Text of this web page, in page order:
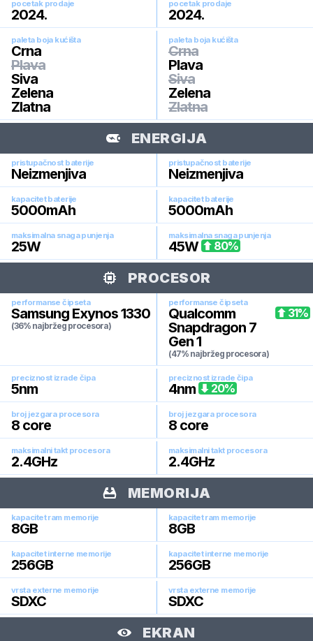
pocetak prodaje
2024.
pocetak prodaje
2024.
paleta boja kućišta
Crna
Plava
Siva
Zelena
Zlatna
paleta boja kućišta
Crna
Plava
Siva
Zelena
Zlatna
ENERGIJA
pristupačnost baterije
Neizmenjiva
pristupačnost baterije
Neizmenjiva
kapacitet baterije
5000mAh
kapacitet baterije
5000mAh
maksimalna snaga punjenja
25W
maksimalna snaga punjenja
45W 80%
PROCESOR
performanse čipseta
Samsung Exynos 1330
(36% najbržeg procesora)
performanse čipseta
Qualcomm
Snapdragon 7
Gen 1
(47% najbržeg procesora)
31%
preciznost izrade čipa
5nm
preciznost izrade čipa
4nm 20%
broj jezgara procesora
8 core
broj jezgara procesora
8 core
maksimalni takt procesora
2.4GHz
maksimalni takt procesora
2.4GHz
MEMORIJA
kapacitet ram memorije
8GB
kapacitet ram memorije
8GB
kapacitet interne memorije
256GB
kapacitet interne memorije
256GB
vrsta externe memorije
SDXC
vrsta externe memorije
SDXC
EKRAN